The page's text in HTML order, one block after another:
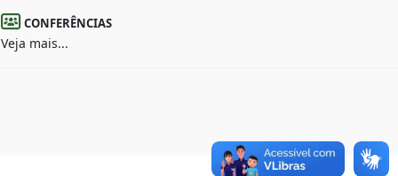
CONFERÊNCIAS
Veja mais...